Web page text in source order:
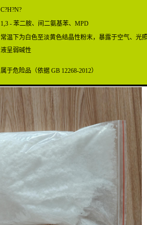
C?H?N?
1,3 - 苯二胺、间二氨基苯、MPD
常温下为白色至淡黄色结晶性粉末，暴露于空气、光
液呈弱碱性
属于危险品（依据 GB 12268-2012）